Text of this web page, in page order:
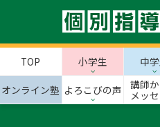
TOP 小学生 中
オンライン塾 よろこびの声
講師
メッ